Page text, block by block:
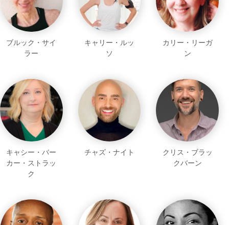
ブルック・サイ
ラー
キャリー・ルッ
ソ
カリー・リーガ
ン
キャシー・バー
カー・ストラッ
ク
チャズ・ナイト
クリス・ブラッ
クバーン